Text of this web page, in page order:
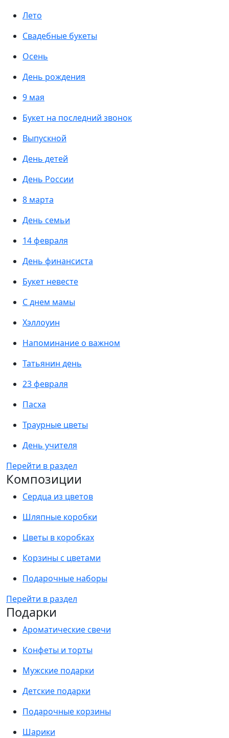
Лето
Свадебные букеты
Осень
День рождения
9 мая
Букет на последний звонок
Выпускной
День детей
День России
8 марта
День семьи
14 февраля
День финансиста
Букет невесте
С днем мамы
Хэллоуин
Напоминание о важном
Татьянин день
23 февраля
Пасха
Траурные цветы
День учителя
Перейти в раздел
Композиции
Сердца из цветов
Шляпные коробки
Цветы в коробках
Корзины с цветами
Подарочные наборы
Перейти в раздел
Подарки
Ароматические свечи
Конфеты и торты
Мужские подарки
Детские подарки
Подарочные корзины
Шарики